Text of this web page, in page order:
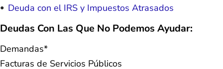
Deuda con el IRS y Impuestos Atrasados
Deudas Con Las Que No Podemos Ayudar:
Demandas*
Facturas de Servicios Públicos